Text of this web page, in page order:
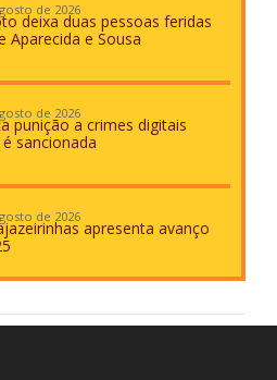
de 2026
deixa duas pessoas feridas
Aparecida e Sousa
de 2026
punição a crimes digitais
sancionada
de 2026
apresenta avanço